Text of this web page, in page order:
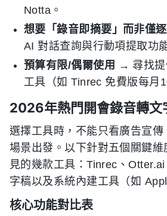
Notta。
想要「錄音即摘要」而非僅
AI 對話查詢與行動項提取功
預算有限/偶爾使用 → 尋找提
工具（如 Tinrec 免費版每月
2026年熱門開會錄音轉文
選擇工具時，不能只看廣告宣傳
場景出發。以下針對五個關鍵維
見的幾款工具：Tinrec、
字稿以及系統內建工具（如
核心功能對比表